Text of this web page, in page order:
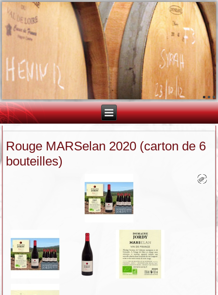
Rouge MARSelan 2020 (carton de 6
bouteilles)